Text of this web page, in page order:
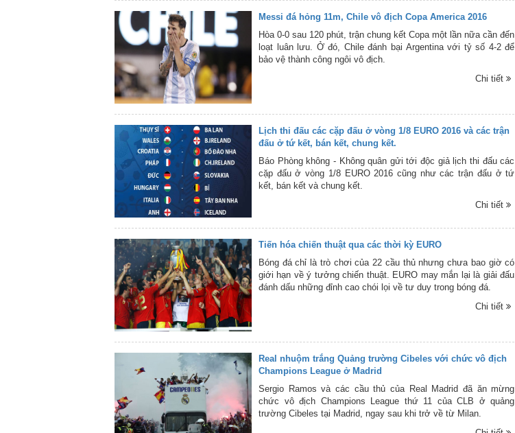
Messi đá hỏng 11m, Chile vô địch Copa America 2016
Hòa 0-0 sau 120 phút, trận chung kết Copa một lần nữa cần đến
loạt luân lưu. Ở đó, Chile đánh bại Argentina với tỷ số 4-2 để
bảo vệ thành công ngôi vô địch.
Chi tiết
Lịch thi đấu các cặp đấu ở vòng 1/8 EURO 2016 và các trận
đấu ở tứ kết, bán kết, chung kết.
Báo Phòng không - Không quân gửi tới độc giả lịch thi đấu các
cặp đấu ở vòng 1/8 EURO 2016 cũng như các trận đấu ở tứ
kết, bán kết và chung kết.
Chi tiết
Tiến hóa chiến thuật qua các thời kỳ EURO
Bóng đá chỉ là trò chơi của 22 cầu thủ nhưng chưa bao giờ có
giới hạn về ý tưởng chiến thuật. EURO may mắn lại là giải đấu
đánh dấu những đỉnh cao chói lọi về tư duy trong bóng đá.
Chi tiết
Real nhuộm trắng Quảng trường Cibeles với chức vô địch
Champions League ở Madrid
Sergio Ramos và các cầu thủ của Real Madrid đã ăn mừng
chức vô địch Champions League thứ 11 của CLB ở quảng
trường Cibeles tại Madrid, ngay sau khi trở về từ Milan.